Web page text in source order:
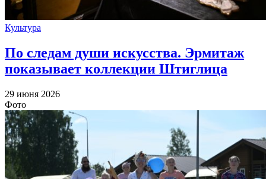
Культура
По следам души искусства. Эрмитаж
показывает коллекции Штиглица
29 июня 2026
Фото